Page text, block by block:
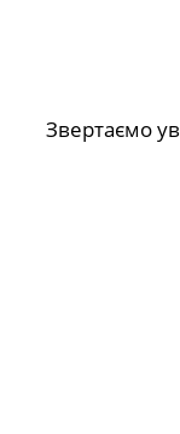
Звертаємо